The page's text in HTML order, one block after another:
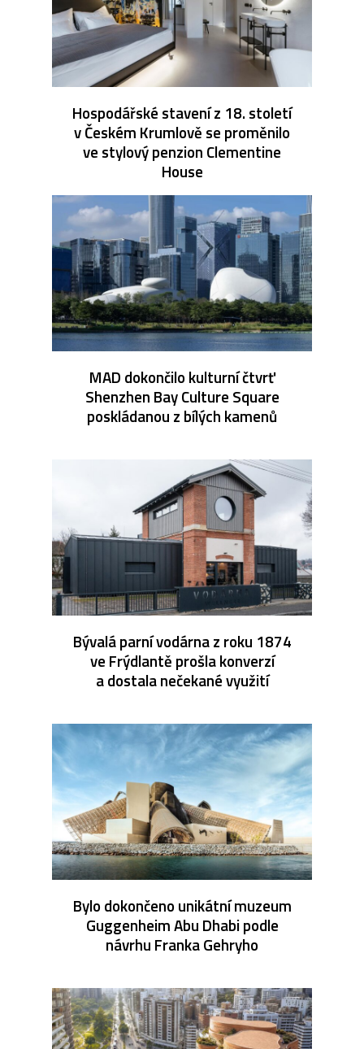
Hospodářské stavení z 18. století
v Českém Krumlově se proměnilo
ve stylový penzion Clementine
House
MAD dokončilo kulturní čtvrť
Shenzhen Bay Culture Square
poskládanou z bílých kamenů
Bývalá parní vodárna z roku 1874
ve Frýdlantě prošla konverzí
a dostala nečekané využití
Bylo dokončeno unikátní muzeum
Guggenheim Abu Dhabi podle
návrhu Franka Gehryho